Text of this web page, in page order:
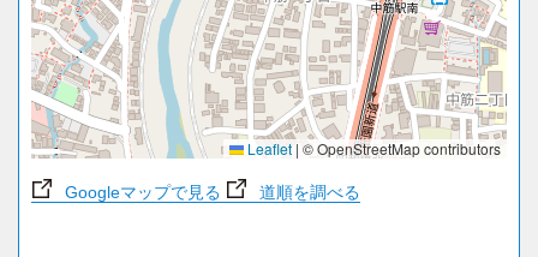
Leaflet | © OpenStreetMap contributors
Googleマップで見る 道順を調べる